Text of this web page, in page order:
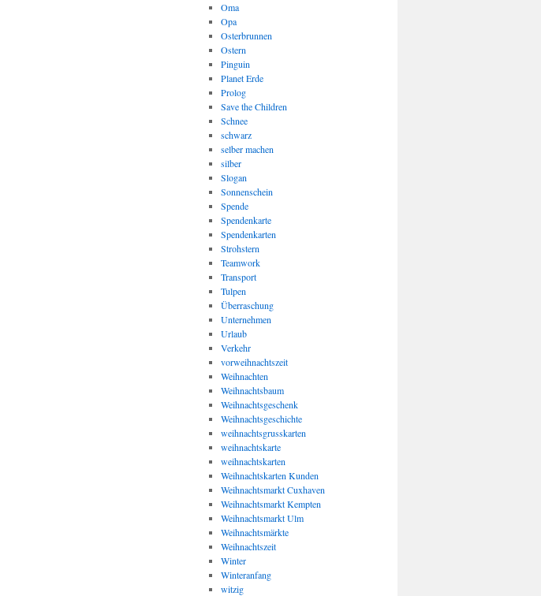
Oma
Opa
Osterbrunnen
Ostern
Pinguin
Planet Erde
Prolog
Save the Children
Schnee
schwarz
selber machen
silber
Slogan
Sonnenschein
Spende
Spendenkarte
Spendenkarten
Strohstern
Teamwork
Transport
Tulpen
Überraschung
Unternehmen
Urlaub
Verkehr
vorweihnachtszeit
Weihnachten
Weihnachtsbaum
Weihnachtsgeschenk
Weihnachtsgeschichte
weihnachtsgrusskarten
weihnachtskarte
weihnachtskarten
Weihnachtskarten Kunden
Weihnachtsmarkt Cuxhaven
Weihnachtsmarkt Kempten
Weihnachtsmarkt Ulm
Weihnachtsmärkte
Weihnachtszeit
Winter
Winteranfang
witzig